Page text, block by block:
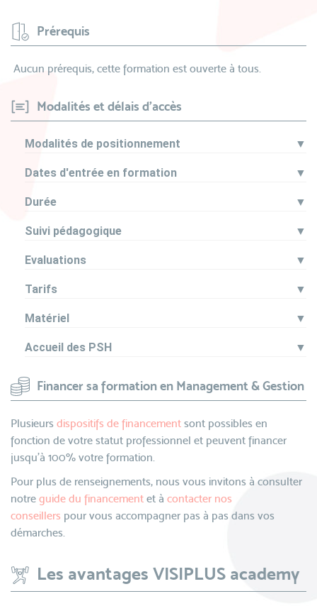
Prérequis
Aucun prérequis, cette formation est ouverte à tous.
Modalités et délais d'accès
Modalités de positionnement ▼
Dates d'entrée en formation ▼
Durée ▼
Suivi pédagogique ▼
Evaluations ▼
Tarifs ▼
Matériel ▼
Accueil des PSH ▼
Financer sa formation en Management & Gestion
Plusieurs dispositifs de financement sont possibles en
fonction de votre statut professionnel et peuvent financer
jusqu’à 100% votre formation.
Pour plus de renseignements, nous vous invitons à consulter
notre guide du financement et à contacter nos
conseillers pour vous accompagner pas à pas dans vos
démarches.
Les avantages VISIPLUS academy